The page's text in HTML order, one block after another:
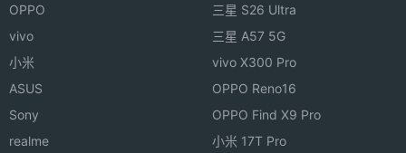
◎ 前置 800 萬畫素鏡頭
◎ 後置 1,300 萬畫素鏡頭
◎ 內附 Lenovo Precision Pen 2 (2023)磁吸式觸控
筆
◎ Dolby Atmos、四個揚聲器
像素密
度
佔比
主螢幕
OPPO
vivo
小米
ASUS
Sony
realme
三星 S26 Ultra
三星 A57 5G
vivo X300 Pro
OPPO Reno16
OPPO Find X9 Pro
小米 17T Pro